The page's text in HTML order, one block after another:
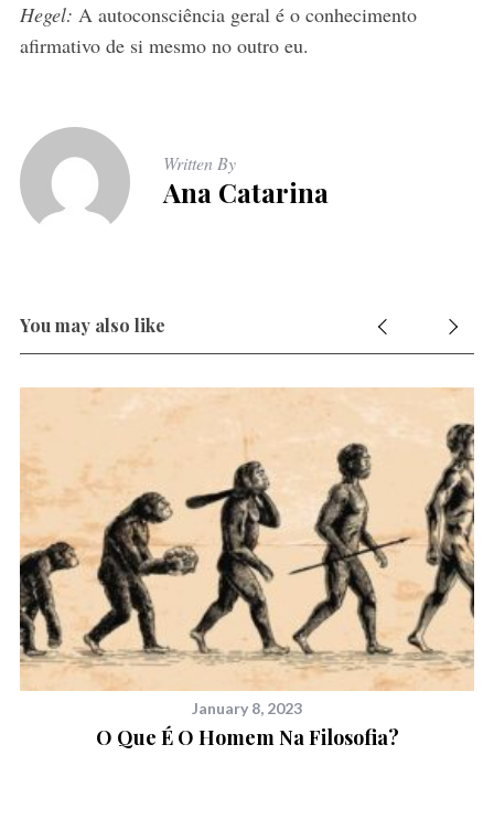
Hegel: A autoconsciência geral é o conhecimento
afirmativo de si mesmo no outro eu.
Written By
Ana Catarina
You may also like
January 8, 2023
O Que É O Homem Na Filosofia?